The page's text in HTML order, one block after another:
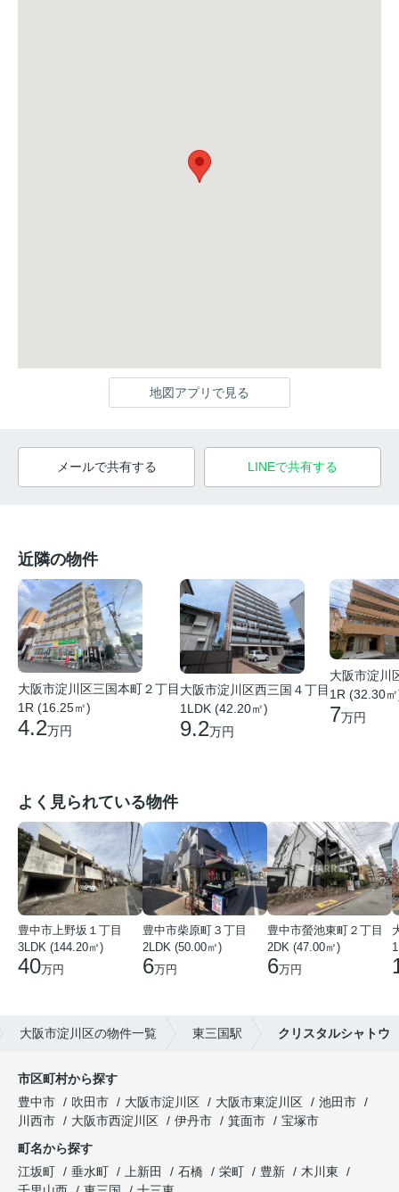
地図アプリで見る
メールで共有する LINEで共有する
近隣の物件
大阪市淀川区三国本町２丁目
1R (16.25㎡)
4.2万円
大阪市淀川区西三国４丁目
1LDK (42.20㎡)
9.2万円
大阪市淀川
1R (32.30
7万円
よく見られている物件
豊中市上野坂１丁目
3LDK (144.20㎡)
40万円
豊中市柴原町３丁目
2LDK (50.00㎡)
6万円
豊中市螢池東町２丁目
2DK (47.00㎡)
6万円
大阪市淀川区の物件一覧 東三国駅 クリスタルシャトウ
市区町村から探す
豊中市
吹田市 大阪市淀川区 大阪市東淀川区
池田市
川西市
大阪市西淀川区 伊丹市 箕面市
宝塚市
町名から探す
江坂町
垂水町 上新田 石橋 栄町 豊新
木川東